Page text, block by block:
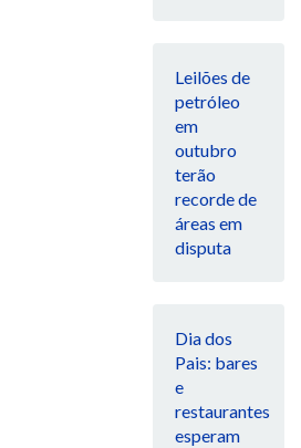
Leilões de
petróleo
em
outubro
terão
recorde de
áreas em
disputa
Dia dos
Pais: bares
e
restaurantes
esperam